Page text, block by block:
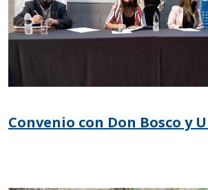
Convenio con Don Bosco y